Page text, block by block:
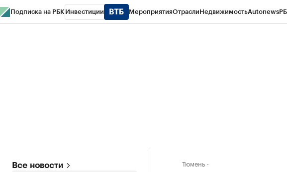
Подписка на РБК Инвестиции МероприятияОтраслиНедвижимостьAutonews
Все новости Тюмень